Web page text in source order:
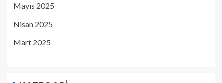
Mayıs 2025
Nisan 2025
Mart 2025